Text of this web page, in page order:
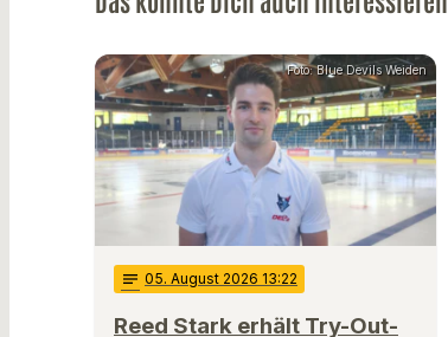
Foto: Blue Devils Weiden
notes 05. August 2026 13:22
Reed Stark erhält Try-Out-